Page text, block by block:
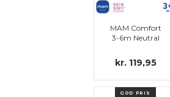
MAM Comfort
3-6m Neutral
kr. 119,95
GOD PRIS